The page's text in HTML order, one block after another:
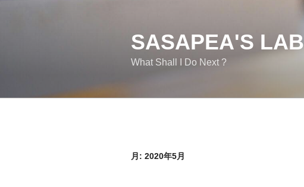
SASAPEA'S LAB
What Shall I Do Next ?
月: 2020年5月